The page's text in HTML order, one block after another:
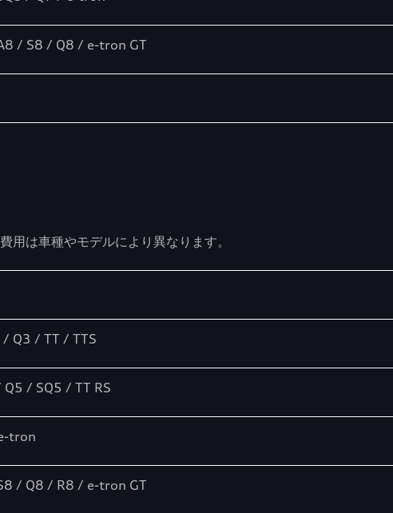
/ S8 / Q8 / e-tron GT
は車種やモデルにより異なります。
Q3 / TT / TTS
/ SQ5 / TT RS
tron
/ Q8 / R8 / e-tron GT